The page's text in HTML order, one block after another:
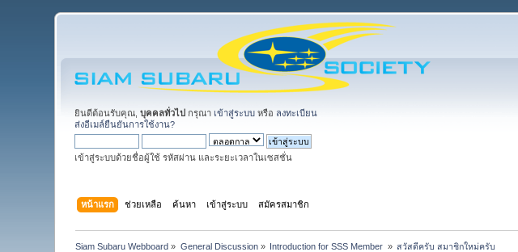
ยินดีต้อนรับคุณ,บุคคลทั่วไป กรุณา เข้าสู่ระบบ หรือ ลงทะเบียน
ส่งอีเมล์ยืนยันการใช้งาน?
เข้าสู่ระบบด้วยชื่อผู้ใช้ รหัสผ่าน และระยะเวลาในเซสชั่น
หน้าแรก ช่วยเหลือ ค้นหา เข้าสู่ระบบ สมัครสมาชิก
Siam Subaru Webboard » General Discussion» Introduction for SSS Member » สวัสดีครับ สมาชิกใหม่ครับ